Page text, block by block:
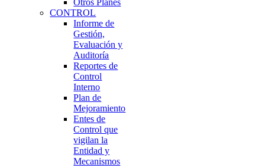
Otros Planes
CONTROL
Informe de
Gestión,
Evaluación y
Auditoría
Reportes de
Control
Interno
Plan de
Mejoramiento
Entes de
Control que
vigilan la
Entidad y
Mecanismos